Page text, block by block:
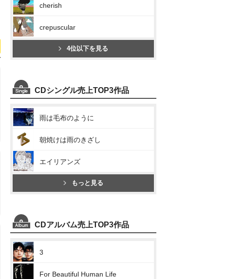
cherish
crepuscular
4位以下を見る
CDシングル売上TOP3作品
雨は毛布のように
朝焼けは雨のきざし
エイリアンズ
もっと見る
CDアルバム売上TOP3作品
3
For Beautiful Human Life